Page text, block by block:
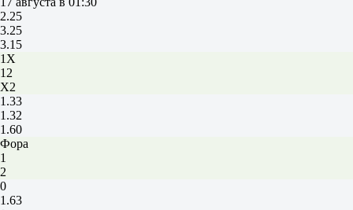
2.25
3.25
3.15
1X
12
X2
1.33
1.32
1.60
Фора
1
2
0
1.63